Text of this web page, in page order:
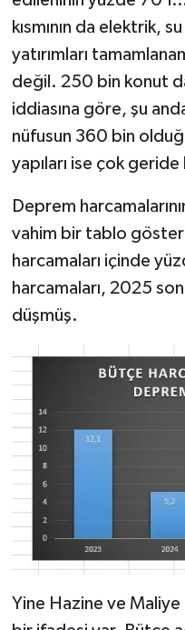
kısmının da elektrik,
yatırımları
değil. 250 bin konut
iddiasına göre, şu
nüfusun 360 bin
yapıları ise çok geride
Deprem
vahim bir tablo
harcamaları içinde
harcamaları, 2025
düşmüş.
Yine Hazine ve Maliye